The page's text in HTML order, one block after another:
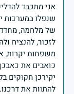
אני מתכבד
שנפלו במערכות
של מלחמה, מחדד
משפחות יקרות,
כואבים את
יקירכן חקוקים